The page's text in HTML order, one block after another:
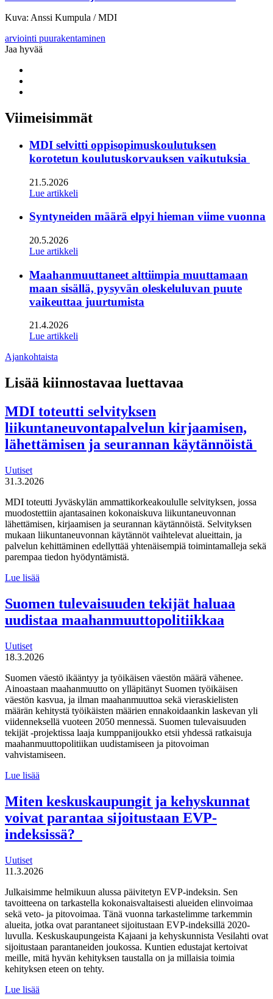
Kuva: Anssi Kumpula / MDI
arviointi puurakentaminen
Jaa hyvää
twitter
Viimeisimmät
MDI selvitti oppisopimuskoulutuksen
korotetun koulutuskorvauksen vaikutuksia
21.5.2026
Lue artikkeli
Syntyneiden määrä elpyi hieman viime vuonna
20.5.2026
Lue artikkeli
Maahanmuuttaneet alttiimpia muuttamaan
maan sisällä, pysyvän oleskeluluvan puute
vaikeuttaa juurtumista
21.4.2026
Lue artikkeli
Ajankohtaista
Lisää kiinnostavaa luettavaa
MDI toteutti selvityksen
liikuntaneuvontapalvelun kirjaamisen,
lähettämisen ja seurannan käytännöistä
Uutiset
31.3.2026
MDI toteutti Jyväskylän ammattikorkeakoululle selvityksen, jossa
muodostettiin ajantasainen kokonaiskuva liikuntaneuvonnan
lähettämisen, kirjaamisen ja seurannan käytännöistä. Selvityksen
mukaan liikuntaneuvonnan käytännöt vaihtelevat alueittain, ja
palvelun kehittäminen edellyttää yhtenäisempiä toimintamalleja sekä
parempaa tiedon hyödyntämistä.
Lue lisää
liikuntaneuvontapalvelun
kirjaamisen,
lähettämisen
käytännöistä
Suomen tulevaisuuden tekijät haluaa
uudistaa maahanmuuttopolitiikkaa
Uutiset
18.3.2026
Suomen väestö ikääntyy ja työikäisen väestön määrä vähenee.
Ainoastaan maahanmuutto on ylläpitänyt Suomen työikäisen
väestön kasvua, ja ilman maahanmuuttoa sekä vieraskielisten
määrän kehitystä työikäisten määrien ennakoidaankin laskevan yli
viidenneksellä vuoteen 2050 mennessä. Suomen tulevaisuuden
tekijät -projektissa laaja kumppanijoukko etsii yhdessä ratkaisuja
maahanmuuttopolitiikan uudistamiseen ja pitovoiman
vahvistamiseen.
Lue lisää
tekijät haluaa
uudistaa
maahanmuuttopolitiikkaa
Miten keskuskaupungit ja kehyskunnat
voivat parantaa sijoitustaan EVP-
indeksissä?
Uutiset
11.3.2026
Julkaisimme helmikuun alussa päivitetyn EVP-indeksin. Sen
tavoitteena on tarkastella kokonaisvaltaisesti alueiden elinvoimaa
sekä veto- ja pitovoimaa. Tänä vuonna tarkastelimme tarkemmin
alueita, jotka ovat parantaneet sijoitustaan EVP-indeksillä 2020-
luvulla. Keskuskaupungeista Kajaani ja kehyskunnista Vesilahti ovat
sijoitustaan parantaneiden joukossa. Kuntien edustajat kertoivat
meille, mitä hyvän kehityksen taustalla on ja millaisia toimia
kehityksen eteen on tehty.
Lue lisää